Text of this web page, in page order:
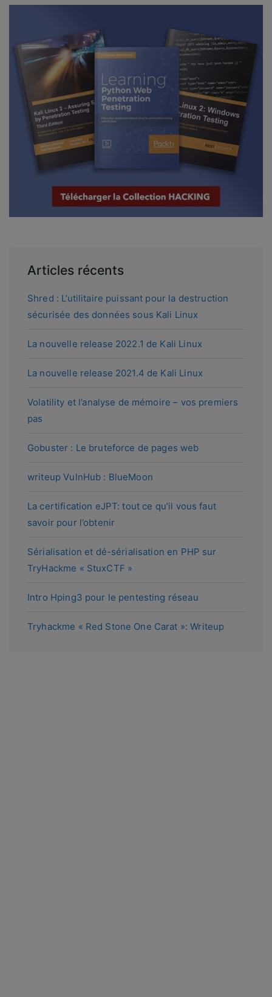
Articles récents
Shred : L’utilitaire puissant pour la destruction
sécurisée des données sous Kali Linux
La nouvelle release 2022.1 de Kali Linux
La nouvelle release 2021.4 de Kali Linux
Volatility et l’analyse de mémoire – vos premiers
pas
Gobuster : Le bruteforce de pages web
writeup VulnHub : BlueMoon
La certification eJPT: tout ce qu’il vous faut
savoir pour l’obtenir
Sérialisation et dé-sérialisation en PHP sur
TryHackme « StuxCTF »
Intro Hping3 pour le pentesting réseau
Tryhackme « Red Stone One Carat »: Writeup